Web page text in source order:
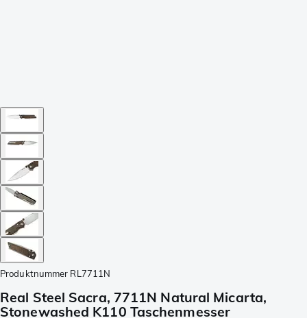
Produktnummer RL7711N
Real Steel Sacra, 7711N Natural Micarta,
Stonewashed K110 Taschenmesser